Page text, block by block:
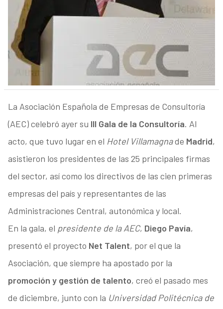
La Asociación Española de Empresas de Consultoría
(AEC) celebró ayer su III Gala de la Consultoría. Al
acto, que tuvo lugar en el Hotel Villamagnade Madrid,
asistieron los presidentes de las 25 principales firmas
del sector, así como los directivos de las cien primeras
empresas del país y representantes de las
Administraciones Central, autonómica y local.
En la gala, el presidente de la AEC, Diego Pavía,
presentó el proyecto Net Talent, por el que la
Asociación, que siempre ha apostado por la
promoción y gestión de talento, creó el pasado mes
de diciembre, junto con la Universidad Politécnica de